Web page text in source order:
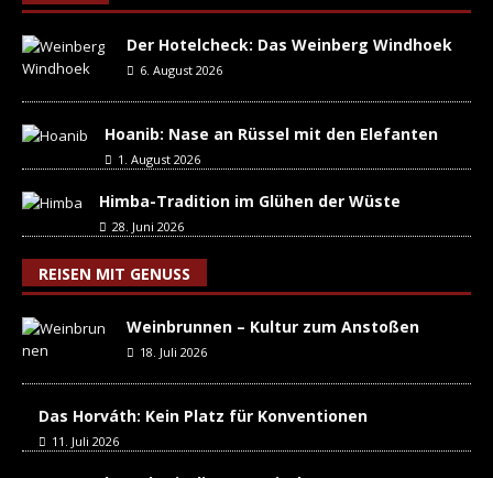
Der Hotelcheck: Das Weinberg Windhoek
6. August 2026
Hoanib: Nase an Rüssel mit den Elefanten
1. August 2026
Himba-Tradition im Glühen der Wüste
28. Juni 2026
REISEN MIT GENUSS
Weinbrunnen – Kultur zum Anstoßen
18. Juli 2026
Das Horváth: Kein Platz für Konventionen
11. Juli 2026